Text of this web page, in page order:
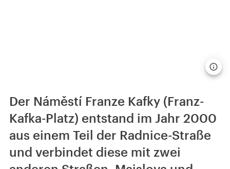
Der Náměstí Franze Kafky (Franz-
Kafka-Platz) entstand im Jahr 2000
aus einem Teil der Radnice-Straße
und verbindet diese mit zwei